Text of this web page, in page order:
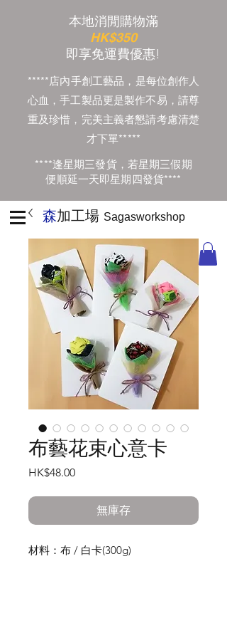
本地消閒購物滿
HK$350
​即享免運費優惠!
*****店內手創工藝品，是每位創作人
心血，手工製品更是製作不易，請尊
重及珍惜，完美主義者懇請考慮清楚
才下單*****
****逢星期三發貨，若星期三假期
便順延一天即星期四發貨****
森加工場 Sagasworkshop
布藝花束心意卡
HK$48.00價
無庫存
材料：布 / 白卡(300g)